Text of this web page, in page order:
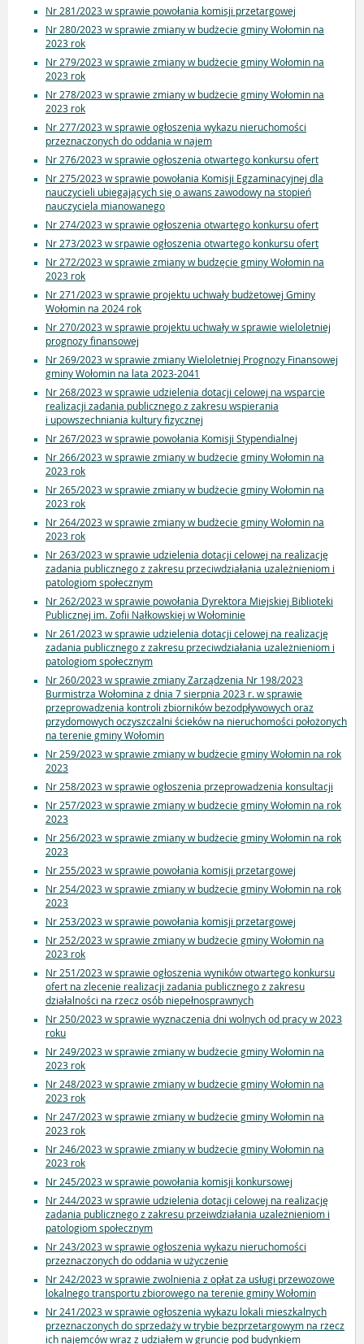
Nr 281/2023 w sprawie powołania komisji przetargowej
Nr 280/2023 w sprawie zmiany w budżecie gminy Wołomin na
2023 rok
Nr 279/2023 w sprawie zmiany w budżecie gminy Wołomin na
2023 rok
Nr 278/2023 w sprawie zmiany w budżecie gminy Wołomin na
2023 rok
Nr 277/2023 w sprawie ogłoszenia wykazu nieruchomości
przeznaczonych do oddania w najem
Nr 276/2023 w sprawie ogłoszenia otwartego konkursu ofert
Nr 275/2023 w sprawie powołania Komisji Egzaminacyjnej dla
nauczycieli ubiegających się o awans zawodowy na stopień
nauczyciela mianowanego
Nr 274/2023 w sprawie ogłoszenia otwartego konkursu ofert
Nr 273/2023 w srpawie ogłoszenia otwartego konkursu ofert
Nr 272/2023 w sprawie zmiany w budzęcie gminy Wołomin na
2023 rok
Nr 271/2023 w sprawie projektu uchwały budżetowej Gminy
Wołomin na 2024 rok
Nr 270/2023 w sprawie projektu uchwały w sprawie wieloletniej
prognozy finansowej
Nr 269/2023 w sprawie zmiany Wieloletniej Prognozy Finansowej
gminy Wołomin na lata 2023-2041
Nr 268/2023 w sprawie udzielenia dotacji celowej na wsparcie
realizacji zadania publicznego z zakresu wspierania
i upowszechniania kultury fizycznej
Nr 267/2023 w sprawie powołania Komisji Stypendialnej
Nr 266/2023 w sprawie zmiany w budżecie gminy Wołomin na
2023 rok
Nr 265/2023 w sprawie zmiany w budżecie gminy Wołomin na
2023 rok
Nr 264/2023 w sprawie zmiany w budżecie gminy Wołomin na
2023 rok
Nr 263/2023 w sprawie udzielenia dotacji celowej na realizację
zadania publicznego z zakresu przeciwdziałania uzależnieniom i
patologiom społecznym
Nr 262/2023 w sprawie powołania Dyrektora Miejskiej Biblioteki
Publicznej im. Zofii Nałkowskiej w Wołominie
Nr 261/2023 w sprawie udzielenia dotacji celowej na realizację
zadania publicznego z zakresu przeciwdziałania uzależnieniom i
patologiom społecznym
Nr 260/2023 w sprawie zmiany Zarządzenia Nr 198/2023
Burmistrza Wołomina z dnia 7 sierpnia 2023 r. w sprawie
przeprowadzenia kontroli zbiorników bezodpływowych oraz
przydomowych oczyszczalni ścieków na nieruchomości położonych
na terenie gminy Wołomin
Nr 259/2023 w sprawie zmiany w budżecie gminy Wołomin na rok
2023
Nr 258/2023 w sprawie ogłoszenia przeprowadzenia konsultacji
Nr 257/2023 w sprawie zmiany w budżecie gminy Wołomin na rok
2023
Nr 256/2023 w sprawie zmiany w budżecie gminy Wołomin na rok
2023
Nr 255/2023 w sprawie powołania komisji przetargowej
Nr 254/2023 w sprawie zmiany w budżecie gminy Wołomin na rok
2023
Nr 253/2023 w sprawie powołania komisji przetargowej
Nr 252/2023 w sprawie zmiany w budżecie gminy Wołomin na
2023 rok
Nr 251/2023 w sprawie ogłoszenia wyników otwartego konkursu
ofert na zlecenie realizacji zadania publicznego z zakresu
działalności na rzecz osób niepełnosprawnych
Nr 250/2023 w sprawie wyznaczenia dni wolnych od pracy w 2023
roku
Nr 249/2023 w sprawie zmiany w budżecie gminy Wołomin na
2023 rok
Nr 248/2023 w sprawie zmiany w budżecie gminy Wołomin na
2023 rok
Nr 247/2023 w sprawie zmiany w budżecie gminy Wołomin na
2023 rok
Nr 246/2023 w sprawie zmiany w budżecie gminy Wołomin na
2023 rok
Nr 245/2023 w sprawie powołania komisji konkursowej
Nr 244/2023 w sprawie udzielenia dotacji celowej na realizację
zadania publicznego z zakresu przeiwdziałania uzależnieniom i
patologiom społecznym
Nr 243/2023 w sprawie ogłoszenia wykazu nieruchomości
przeznaczonych do oddania w użyczenie
Nr 242/2023 w sprawie zwolnienia z opłat za usługi przewozowe
lokalnego transportu zbiorowego na terenie gminy Wołomin
Nr 241/2023 w sprawie ogłoszenia wykazu lokali mieszkalnych
przeznaczonych do sprzedaży w trybie bezprzetargowym na rzecz
ich najemców wraz z udziałem w gruncie pod budynkiem